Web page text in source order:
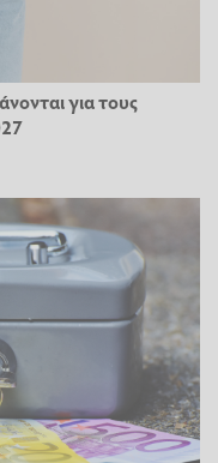
για τους